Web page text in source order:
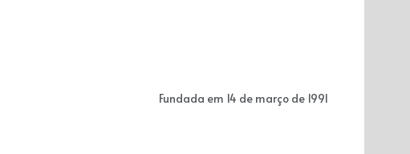
Fundada em 14 de março de 1991